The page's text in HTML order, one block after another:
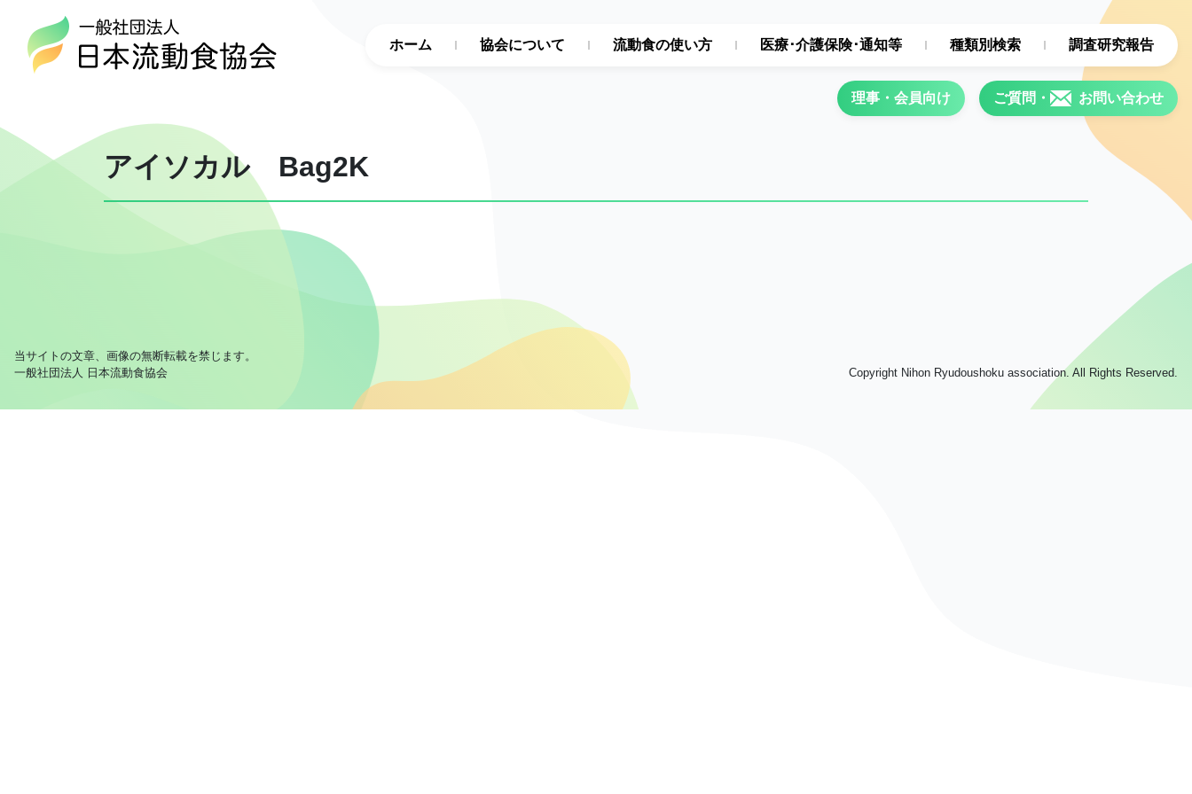
ホーム 協会について 流動食の使い方 医療･介護保険･通知等 種類別検索 調査研究報告
理事・会員向け ご質問・ お問い合わせ
アイソカル Bag2K
当サイトの文章、画像の無断転載を禁じます。
一般社団法人 日本流動食協会
Copyright Nihon Ryudoushoku association. All Rights Reserved.